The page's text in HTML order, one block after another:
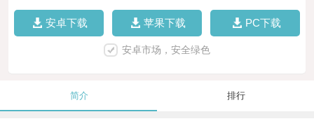
安卓下载 苹果下载 PC下载
安卓市场，安全绿色
简介 排行